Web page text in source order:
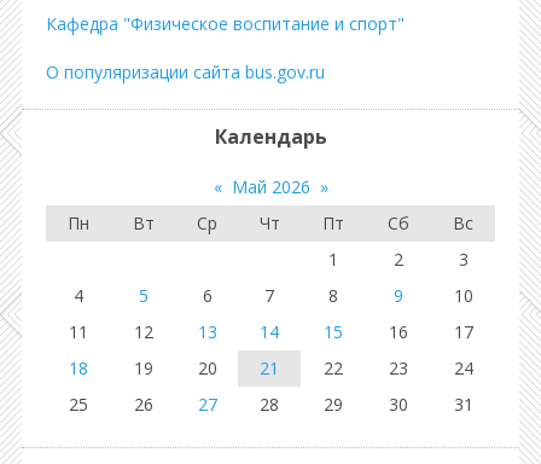
Кафедра "Физическое воспитание и спорт"
О популяризации сайта bus.gov.ru
Календарь
« Май 2026 »
Пн
Вт Ср Чт Пт Сб
Вс
1
2
3
4
5 6 7 8 9
10
11
12 13 14 15 16
17
18
19 20 21 22 23
24
25
26 27 28 29 30 31